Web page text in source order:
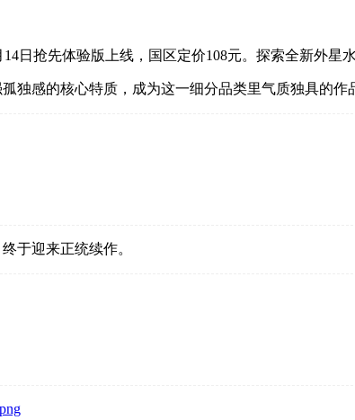
日抢先体验版上线，国区定价108元。探索全新外星
独感的核心特质，成为这一细分品类里气质独具的作
于迎来正统续作。